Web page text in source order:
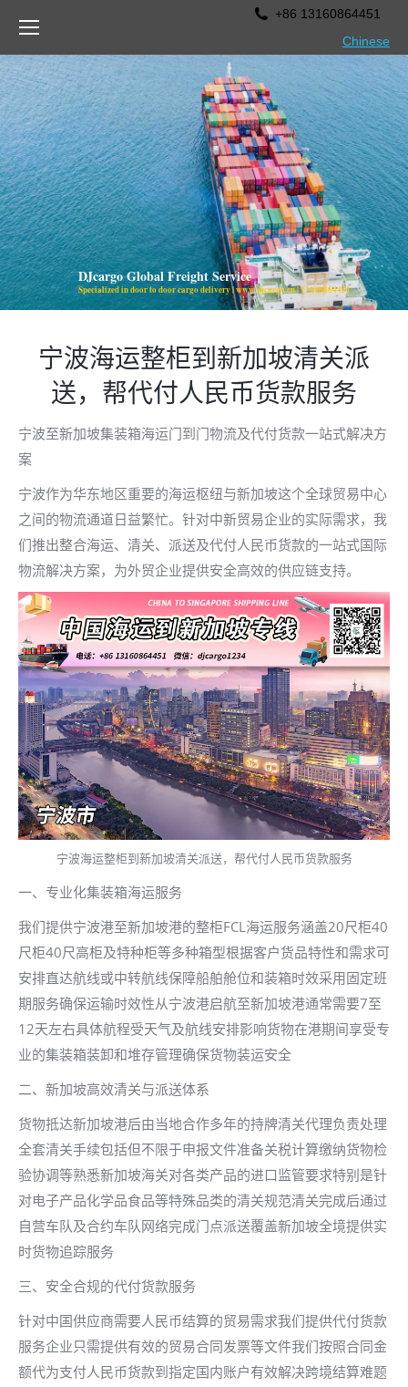
+86 13160864451
Chinese
DJcargo Global Freight Service Specialized in door to door
宁波海运整柜到新加坡清关派
送，帮代付人民币货款服务
宁波至新加坡集装箱海运门到门物流及代付货款一站式解决方
案
宁波作为华东地区重要的海运枢纽与新加坡这个全球贸易中心
之间的物流通道日益繁忙。针对中新贸易企业的实际需求，我
们推出整合海运、清关、派送及代付人民币货款的一站式国际
物流解决方案，为外贸企业提供安全高效的供应链支持。
宁波海运整柜到新加坡清关派送，帮代付人民币货款服务
一、专业化集装箱海运服务
我们提供宁波港至新加坡港的整柜FCL海运服务涵盖20尺柜40
尺柜40尺高柜及特种柜等多种箱型根据客户货品特性和需求可
安排直达航线或中转航线保障船舶舱位和装箱时效采用固定班
期服务确保运输时效性从宁波港启航至新加坡港通常需要7至
12天左右具体航程受天气及航线安排影响货物在港期间享受专
业的集装箱装卸和堆存管理确保货物装运安全
二、新加坡高效清关与派送体系
货物抵达新加坡港后由当地合作多年的持牌清关代理负责处理
全套清关手续包括但不限于申报文件准备关税计算缴纳货物检
验协调等熟悉新加坡海关对各类产品的进口监管要求特别是针
对电子产品化学品食品等特殊品类的清关规范清关完成后通过
自营车队及合约车队网络完成门点派送覆盖新加坡全境提供实
时货物追踪服务
三、安全合规的代付货款服务
针对中国供应商需要人民币结算的贸易需求我们提供代付货款
服务企业只需提供有效的贸易合同发票等文件我们按照合同金
额代为支付人民币货款到指定国内账户有效解决跨境结算难题